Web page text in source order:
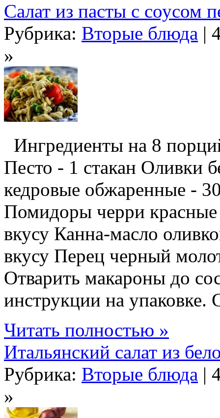
Салат из пасты с соусом
Рубрика: Вторые блюда |
»
Ингредиенты на 8
Песто - 1 стакан Оливки
кедровые обжаренные -
Помидоры черри красные
вкусу Канна-масло
вкусу Перец черный
Отварить макароны до
инструкции на упаковке.
Читать полностью »
Итальянский салат из
Рубрика: Вторые блюда |
»